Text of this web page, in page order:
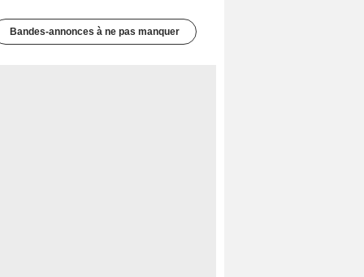
Bandes-annonces à ne pas manquer